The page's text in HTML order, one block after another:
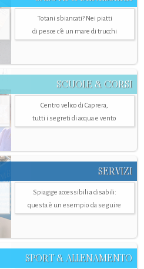
Totani sbiancati? Nei piatti
di pesce c'è un mare di trucchi
SCUOLE & CORSI
Centro velico di Caprera,
tutti i segreti di acqua e vento
SERVIZI
Spiagge accessibili a disabili:
questa è un esempio da seguire
SPORT & ALLENAMENTO